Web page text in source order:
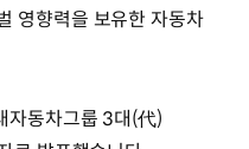
영향력을 보유한 자동차
자동차그룹 3대(代)